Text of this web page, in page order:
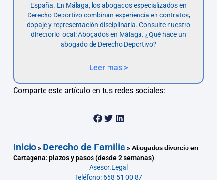
España. En Málaga, los abogados especializados en
Derecho Deportivo combinan experiencia en contratos,
dopaje y representación disciplinaria. Consulte nuestro
directorio local: Abogados en Málaga. ¿Qué hace un
abogado de Derecho Deportivo?
Leer más >
Comparte este artículo en tus redes sociales:
Inicio» Derecho de Familia »Abogados divorcio en
Cartagena: plazos y pasos (desde 2 semanas)
Asesor.Legal
Teléfono: 668 51 00 87